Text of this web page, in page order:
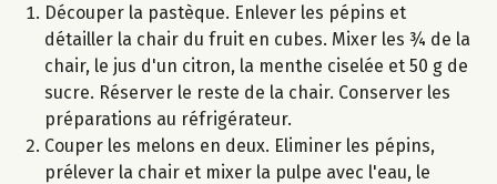
Découper la pastèque. Enlever les pépins et
détailler la chair du fruit en cubes. Mixer les ¾ de la
chair, le jus d'un citron, la menthe ciselée et 50 g de
sucre. Réserver le reste de la chair. Conserver les
préparations au réfrigérateur.
Couper les melons en deux. Eliminer les pépins,
prélever la chair et mixer la pulpe avec l'eau, le